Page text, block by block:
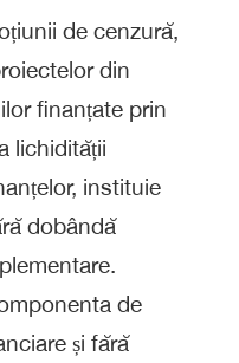
de cenzură,
din
finanțate prin
lichidității
instituie
dobândă
de
și fără